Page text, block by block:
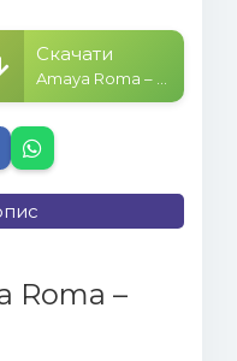
Скачати
Roma –